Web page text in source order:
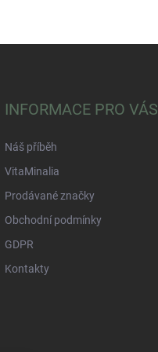
INFORMACE PRO VÁS
Náš příběh
VitaMinalia
Prodávané značky
Obchodní podmínky
GDPR
Kontakty